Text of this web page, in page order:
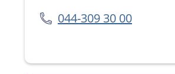
044-309 30 00